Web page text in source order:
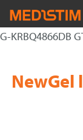
G-KRBQ4866DB
Hjerte-Kar
innholdet
skriftNewGel